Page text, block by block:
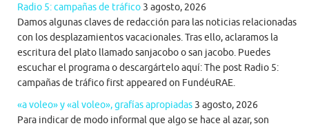
Radio 5: campañas de tráfico 3 agosto, 2026
Damos algunas claves de redacción para las noticias relacionadas
con los desplazamientos vacacionales. Tras ello, aclaramos la
escritura del plato llamado sanjacobo o san jacobo. Puedes
escuchar el programa o descargártelo aquí: The post Radio 5:
campañas de tráfico first appeared on FundéuRAE.
«a voleo» y «al voleo», grafías apropiadas 3 agosto, 2026
Para indicar de modo informal que algo se hace al azar, son